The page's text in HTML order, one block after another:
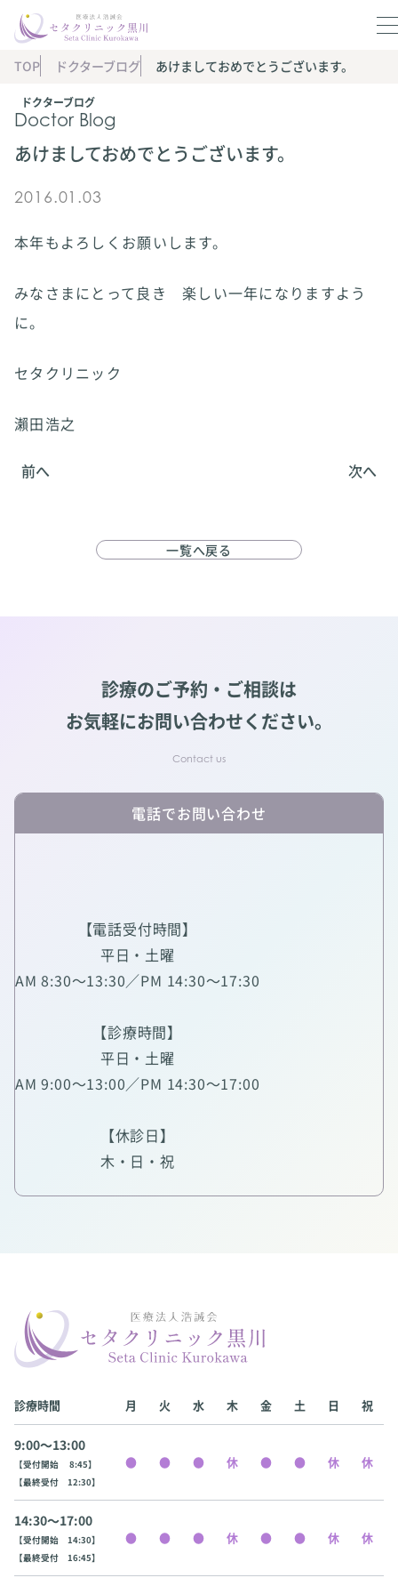
ドクターブログ
Doctor Blog
TOP ドクターブログ あけましておめでとうございます。
あけましておめでとうございます。
2016.01.03
本年もよろしくお願いします。
みなさまにとって良き 楽しい一年になりますよう
に。
セタクリニック
瀨田浩之
前へ 次へ
一覧へ戻る
診療のご予約・ご相談は
お気軽にお問い合わせください。
電話でお問い合わせ
【電話受付時間】
平日・土曜
AM 8:30～13:30／PM 14:30～17:30
【診療時間】
平日・土曜
AM 9:00～13:00／PM 14:30～17:00
【休診日】
木・日・祝
診療時間 月 火 水 木 金 土 日 祝
9:00〜13:00
【受付開始 8:45】
【最終受付 12:30】
14:30〜17:00
【受付開始 14:30】
【最終受付 16:45】